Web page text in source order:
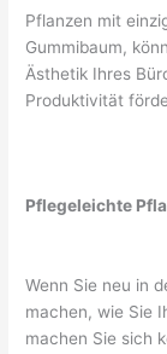
Pflanzen mit
Gummibaum,
Ästhetik Ihres
Produktivität
Pflegeleichte
Wenn Sie neu in
machen, wie Sie
machen Sie sich